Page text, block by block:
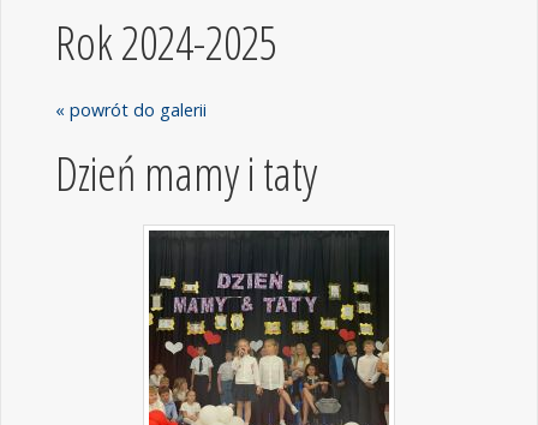
Rok 2024-2025
« powrót do galerii
Dzień mamy i taty